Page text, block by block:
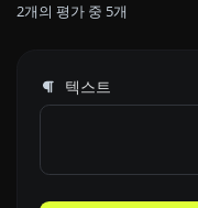
2개의 평가 중 5개
텍스트